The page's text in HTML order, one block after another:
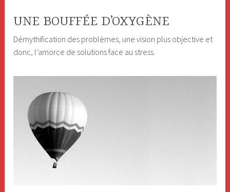
UNE BOUFFÉE D’OXYGÈNE
Démythification des problèmes, une vision plus objective et
donc, l’amorce de solutions face au stress.